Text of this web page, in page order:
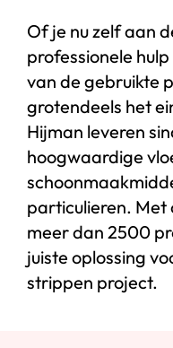
Of je nu zelf aan
professionele
van de gebruikte
grotendeels het
Hijman leveren
hoogwaardige
particulieren. Met
meer dan 2500
juiste oplossing
strippen project.